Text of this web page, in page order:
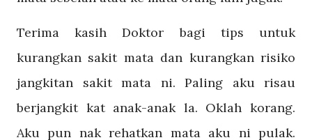
Terima kasih Doktor bagi tips untuk
kurangkan sakit mata dan kurangkan risiko
jangkitan sakit mata ni. Paling aku risau
berjangkit kat anak-anak la. Oklah korang.
Aku pun nak rehatkan mata aku ni pulak.